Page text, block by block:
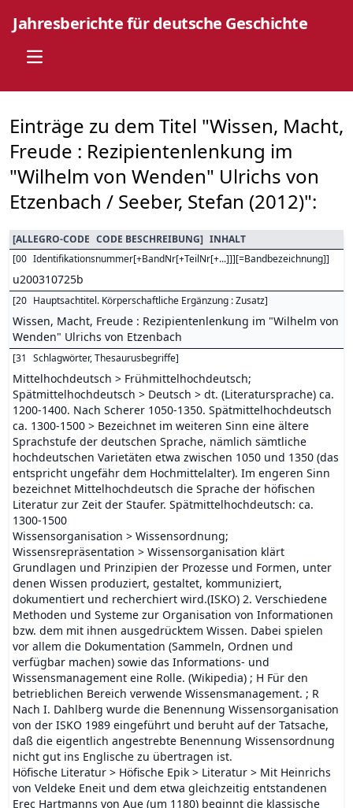
Jahresberichte für deutsche Geschichte
Open main menu
Einträge zu dem Titel "Wissen, Macht,
Freude : Rezipientenlenkung im
"Wilhelm von Wenden" Ulrichs von
Etzenbach / Seeber, Stefan (2012)":
[ALLEGRO-CODE CODE BESCHREIBUNG] INHALT
[00 Identifikationsnummer[+BandNr[+TeilNr[+...]]][=Bandbezeichnung]]
u200310725b
[20 Hauptsachtitel. Körperschaftliche Ergänzung : Zusatz]
Wissen, Macht, Freude : Rezipientenlenkung im "Wilhelm von
Wenden" Ulrichs von Etzenbach
[31 Schlagwörter, Thesaurusbegriffe]
Mittelhochdeutsch > Frühmittelhochdeutsch;
Spätmittelhochdeutsch > Deutsch > dt. (Literatursprache) ca.
1200-1400. Nach Scherer 1050-1350. Spätmittelhochdeutsch
ca. 1300-1500 > Bezeichnet im weiteren Sinn eine ältere
Sprachstufe der deutschen Sprache, nämlich sämtliche
hochdeutschen Varietäten etwa zwischen 1050 und 1350 (das
entspricht ungefähr dem Hochmittelalter). Im engeren Sinn
bezeichnet Mittelhochdeutsch die Sprache der höfischen
Literatur zur Zeit der Staufer. Spätmittelhochdeutsch: ca.
1300-1500
Wissensorganisation > Wissensordnung;
Wissensrepräsentation > Wissensorganisation klärt
Grundlagen und Prinzipien der Prozesse und Formen, unter
denen Wissen produziert, gestaltet, kommuniziert,
dokumentiert und recherchiert wird.(ISKO) 2. Verschiedene
Methoden und Systeme zur Organisation von Informationen
bzw. dem mit ihnen ausgedrücktem Wissen. Dabei spielen
vor allem die Dokumentation (Sammeln, Ordnen und
verfügbar machen) sowie das Informations- und
Wissensmanagement eine Rolle. (Wikipedia) ; H Für den
betrieblichen Bereich verwende Wissensmanagement. ; R
Nach I. Dahlberg wurde die Benennung Wissensorganisation
von der ISKO 1989 eingeführt und beruht auf der Tatsache,
daß die eigentlich angestrebte Benennung Wissensordnung
nicht gut ins Englische zu übertragen ist.
Höfische Literatur > Höfische Epik > Literatur > Mit Heinrichs
von Veldeke Eneit und dem etwa gleichzeitig entstandenen
Erec Hartmanns von Aue (um 1180) beginnt die klassische